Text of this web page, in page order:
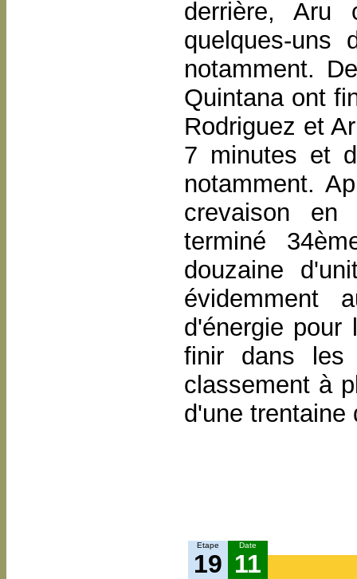
derrière, Aru
quelques-uns
notamment.
Quintana ont
Rodriguez et
7 minutes et
notamment.
crevaison en
terminé
douzaine
évidemment
d'énergie pour
finir dans les
classement à
d'une trentaine
Etape
19
Date
11